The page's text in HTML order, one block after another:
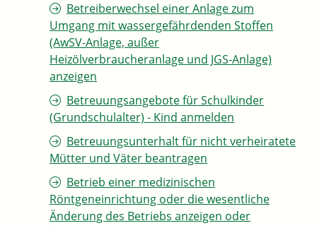
Betreiberwechsel einer Anlage zum
Umgang mit wassergefährdenden Stoffen
(AwSV-Anlage, außer
Heizölverbraucheranlage und JGS-Anlage)
anzeigen
Betreuungsangebote für Schulkinder
(Grundschulalter) - Kind anmelden
Betreuungsunterhalt für nicht verheiratete
Mütter und Väter beantragen
Betrieb einer medizinischen
Röntgeneinrichtung oder die wesentliche
Änderung des Betriebs anzeigen oder